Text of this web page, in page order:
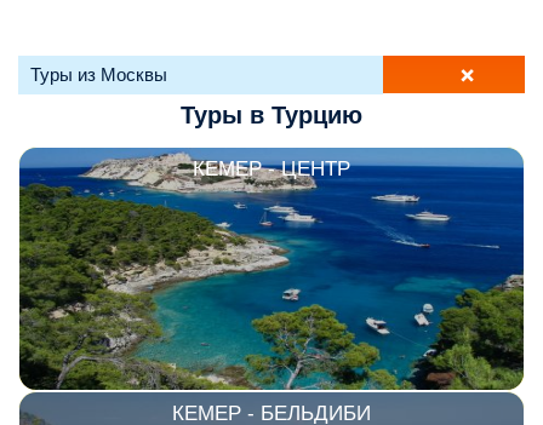
Туры из Москвы +
Туры в Турцию
КЕМЕР - ЦЕНТР
КЕМЕР - БЕЛЬДИБИ
Недорогие отели 4*
Лучшие отели 3* звезды
Недорогие отели 3*
звезды
Сетевые отели Турции
Сетевые отели Египта
Сетевые отели ОАЭ
Сетевые отели Таиланда